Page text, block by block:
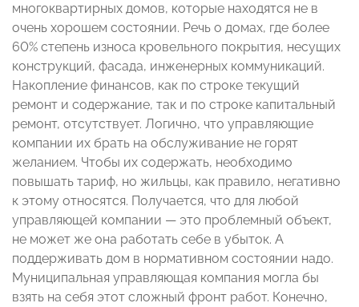
многоквартирных домов, которые находятся не в
очень хорошем состоянии. Речь о домах, где более
60% степень износа кровельного покрытия, несущих
конструкций, фасада, инженерных коммуникаций.
Накопление финансов, как по строке текущий
ремонт и содержание, так и по строке капитальный
ремонт, отсутствует. Логично, что управляющие
компании их брать на обслуживание не горят
желанием. Чтобы их содержать, необходимо
повышать тариф, но жильцы, как правило, негативно
к этому относятся. Получается, что для любой
управляющей компании — это проблемный объект,
не может же она работать себе в убыток. А
поддерживать дом в нормативном состоянии надо.
Муниципальная управляющая компания могла бы
взять на себя этот сложный фронт работ. Конечно,